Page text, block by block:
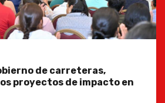
de carreteras,
proyectos de impacto en